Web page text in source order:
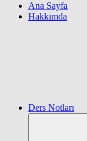
Ana Sayfa
Hakkımda
Ders Notları